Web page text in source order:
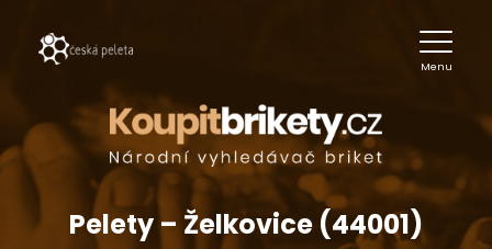
Menu
Pelety – Želkovice (44001)